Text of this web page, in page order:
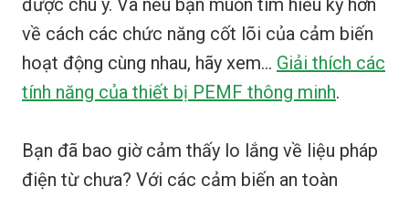
được chú ý. Và nếu bạn muốn tìm hiểu kỹ hơn
về cách các chức năng cốt lõi của cảm biến
hoạt động cùng nhau, hãy xem... Giải thích các
tính năng của thiết bị PEMF thông minh.
Bạn đã bao giờ cảm thấy lo lắng về liệu pháp
điện từ chưa? Với các cảm biến an toàn